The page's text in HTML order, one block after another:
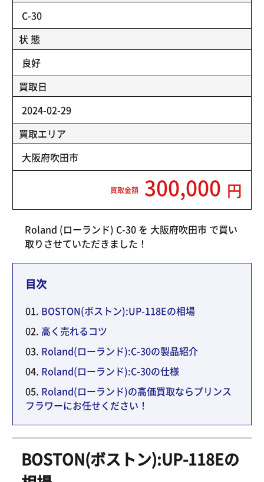
C-30
状 態
良好
買取日
2024-02-29
買取エリア
大阪府吹田市
買取金額 300,000 円
Roland (ローランド) C-30 を 大阪府吹田市 で買い
取りさせていただきました！
目次
BOSTON(ボストン):UP-118Eの相場
高く売れるコツ
Roland(ローランド):C-30の製品紹介
Roland(ローランド):C-30の仕様
Roland(ローランド)の高価買取ならプリンス
フラワーにお任せください！
BOSTON(ボストン):UP-118Eの